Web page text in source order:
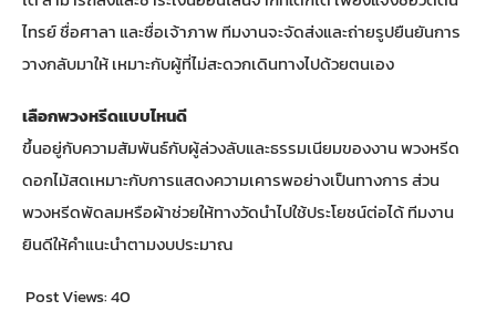
ไทรย์ ชื่อศาลา และชื่อเจ้าภาพ ทีมงานจะจัดส่งและถ่ายรูปยืนยันการ
วางกลับมาให้ เหมาะกับผู้ที่ไม่สะดวกเดินทางไปด้วยตนเอง
เลือกพวงหรีดแบบไหนดี
ขึ้นอยู่กับความสัมพันธ์กับผู้ล่วงลับและธรรมเนียมของงาน พวงหรีด
ดอกไม้สดเหมาะกับการแสดงความเคารพอย่างเป็นทางการ ส่วน
พวงหรีดพัดลมหรือผ้าช่วยให้ทางวัดนำไปใช้ประโยชน์ต่อได้ ทีมงาน
ยินดีให้คำแนะนำตามงบประมาณ
Post Views:40